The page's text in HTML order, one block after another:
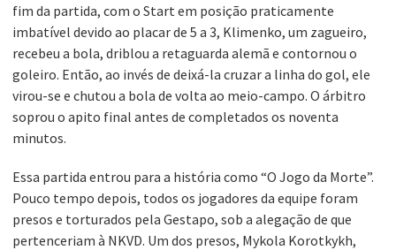
fim da partida, com o Start em posição praticamente
imbatível devido ao placar de 5 a 3, Klimenko, um zagueiro,
recebeu a bola, driblou a retaguarda alemã e contornou o
goleiro. Então, ao invés de deixá-la cruzar a linha do gol, ele
virou-se e chutou a bola de volta ao meio-campo. O árbitro
soprou o apito final antes de completados os noventa
minutos.
Essa partida entrou para a história como “O Jogo da Morte”.
Pouco tempo depois, todos os jogadores da equipe foram
presos e torturados pela Gestapo, sob a alegação de que
pertenceriam à NKVD. Um dos presos, Mykola Korotkykh,